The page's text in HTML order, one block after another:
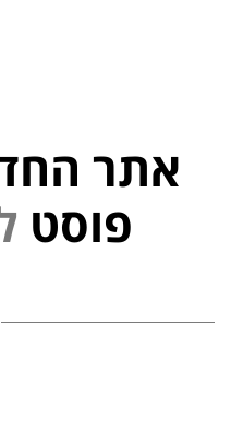
אתר
פוסט